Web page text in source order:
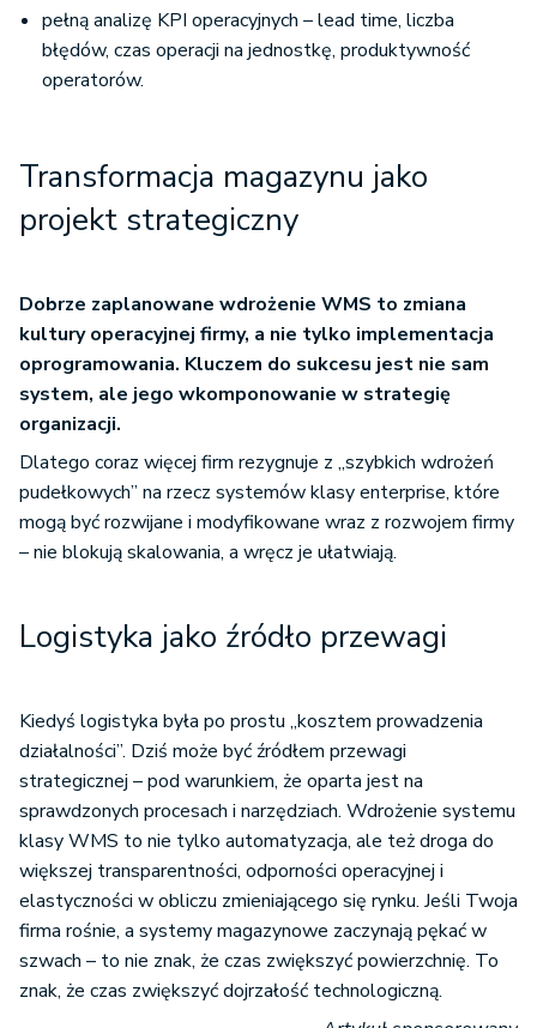
pełną analizę KPI operacyjnych – lead time, liczba
błędów, czas operacji na jednostkę, produktywność
operatorów.
Transformacja magazynu jako
projekt strategiczny
Dobrze zaplanowane wdrożenie WMS to zmiana
kultury operacyjnej firmy, a nie tylko implementacja
oprogramowania. Kluczem do sukcesu jest nie sam
system, ale jego wkomponowanie w strategię
organizacji.
Dlatego coraz więcej firm rezygnuje z „szybkich wdrożeń
pudełkowych” na rzecz systemów klasy enterprise, które
mogą być rozwijane i modyfikowane wraz z rozwojem firmy
– nie blokują skalowania, a wręcz je ułatwiają.
Logistyka jako źródło przewagi
Kiedyś logistyka była po prostu „kosztem prowadzenia
działalności”. Dziś może być źródłem przewagi
strategicznej – pod warunkiem, że oparta jest na
sprawdzonych procesach i narzędziach. Wdrożenie systemu
klasy WMS to nie tylko automatyzacja, ale też droga do
większej transparentności, odporności operacyjnej i
elastyczności w obliczu zmieniającego się rynku. Jeśli Twoja
firma rośnie, a systemy magazynowe zaczynają pękać w
szwach – to nie znak, że czas zwiększyć powierzchnię. To
znak, że czas zwiększyć dojrzałość technologiczną.